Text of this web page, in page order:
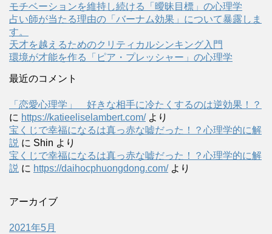
モチベーションを維持し続ける「曖昧目標」の心理学
占い師が当たる理由の「バーナム効果」について暴露しま
す。
天才を越えるためのクリティカルシンキング入門
環境が才能を作る「ピア・プレッシャー」の心理学
最近のコメント
「恋愛心理学」 好きな相手に冷たくするのは逆効果！？
に https://katieeliselambert.com/より
宝くじで幸福になるは真っ赤な嘘だった！？心理学的に解
説 に Shin より
宝くじで幸福になるは真っ赤な嘘だった！？心理学的に解
説 に https://daihocphuongdong.com/より
アーカイブ
2021年5月